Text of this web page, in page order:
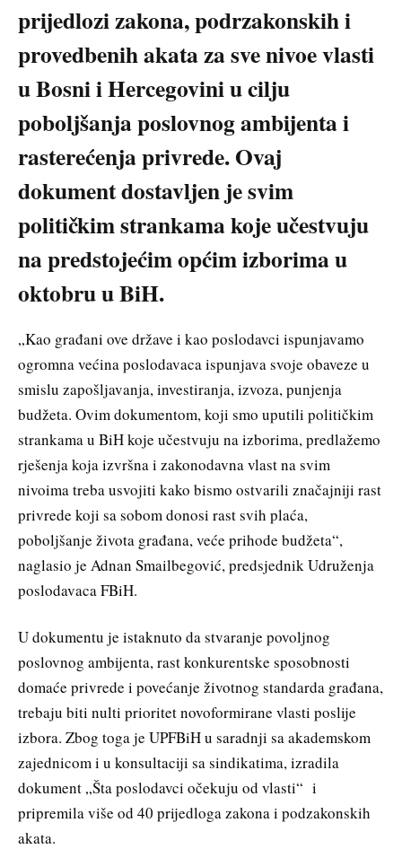
prijedlozi zakona, podrzakonskih i
provedbenih akata za sve nivoe vlasti
u Bosni i Hercegovini u cilju
poboljšanja poslovnog ambijenta i
rasterećenja privrede. Ovaj
dokument dostavljen je svim
političkim strankama koje učestvuju
na predstojećim općim izborima u
oktobru u BiH.
„Kao građani ove države i kao poslodavci ispunjavamo
ogromna većina poslodavaca ispunjava svoje obaveze u
smislu zapošljavanja, investiranja, izvoza, punjenja
budžeta. Ovim dokumentom, koji smo uputili političkim
strankama u BiH koje učestvuju na izborima, predlažemo
rješenja koja izvršna i zakonodavna vlast na svim
nivoima treba usvojiti kako bismo ostvarili značajniji rast
privrede koji sa sobom donosi rast svih plaća,
poboljšanje života građana, veće prihode budžeta“,
naglasio je Adnan Smailbegović, predsjednik Udruženja
poslodavaca FBiH.
U dokumentu je istaknuto da stvaranje povoljnog
poslovnog ambijenta, rast konkurentske sposobnosti
domaće privrede i povećanje životnog standarda građana,
trebaju biti nulti prioritet novoformirane vlasti poslije
izbora. Zbog toga je UPFBiH u saradnji sa akademskom
zajednicom i u konsultaciji sa sindikatima, izradila
dokument „Šta poslodavci očekuju od vlasti“ i
pripremila više od 40 prijedloga zakona i podzakonskih
akata.